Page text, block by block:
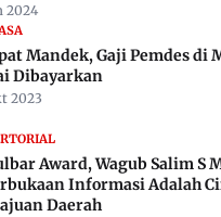
2024
Mandek, Gaji Pemdes di
Dibayarkan
2023
Award, Wagub Salim S
Informasi Adalah
Daerah